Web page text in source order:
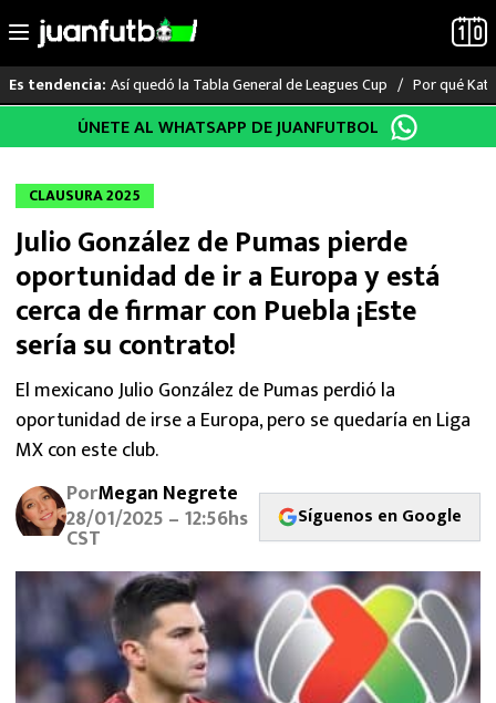
al
Es tendencia: Así quedó la Tabla General de Leagues Cup Por qué
LO ÚLTIMO
LIGA MX
RAYADOS
PUMAS
ATLANTE
SELECCIÓN MEXICANA
FUTBOL INTERNACIONAL
MEXICANOS EN EL EXTRANJERO
FUTBOL ESTUFA
FÓRMULA 1
BOXEO
ÚNETE AL WHATSAPP DE JUANFUTBOL
CLAUSURA 2025
Julio González de Pumas pierde
oportunidad de ir a Europa y está
cerca de firmar con Puebla ¡Este
sería su contrato!
El mexicano Julio González de Pumas perdió la
oportunidad de irse a Europa, pero se quedaría en Liga
MX con este club.
PorMegan Negrete
28/01/2025 – 12:56hs
CST
Síguenos en Google